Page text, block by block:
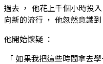
過去 ， 他花上千個小時投
向新的流行 ， 他忽然意識
他開始懷疑 ：
「 如果我把這些時間拿去